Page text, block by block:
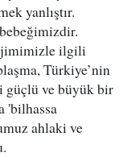
yanlıştır.
ilgili
Türkiye’nin
güçlü ve büyük bir
'bilhassa
ahlaki ve